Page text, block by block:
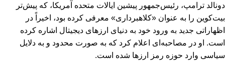
دونالد ترامپ، رئیس‌جمهور پیشین ایالات متحده آمریکا، که پیش‌تر
بیت‌کوین را به عنوان «کلاهبرداری» معرفی کرده بود، اخیراً در
اظهاراتی جدید به ورود خود به دنیای ارزهای دیجیتال اشاره کرده
است. او در مصاحبه‌ای اعلام کرد که به صورت محدود و به دلایل
سیاسی وارد حوزه رمز ارزها شده است.